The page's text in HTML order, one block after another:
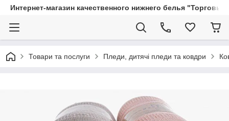
Интернет-магазин качественного нижнего белья
Товари та послуги Пледи, дитячі пледи та ковдри